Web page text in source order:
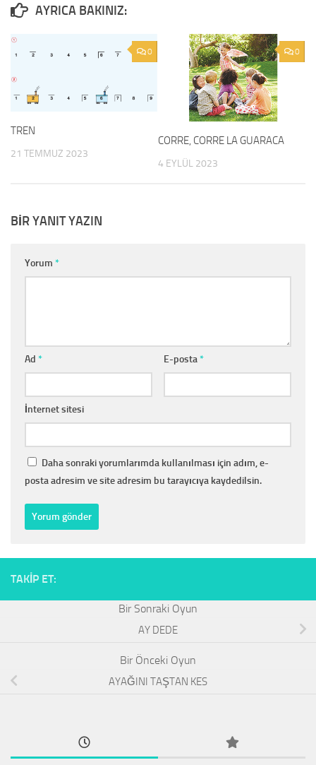
0
TREN
21 TEMMUZ 2023
0
CORRE, CORRE LA GUARACA
4 EYLÜL 2023
BIR YANIT YAZIN
Yorum *
Ad * E-posta*
İnternet sitesi
Daha sonraki yorumlarımda kullanılması için adım, e-
posta adresim ve site adresim bu tarayıcıya kaydedilsin.
TAKIP ET:
AY DEDE
AYAĞINI TAŞTAN KES